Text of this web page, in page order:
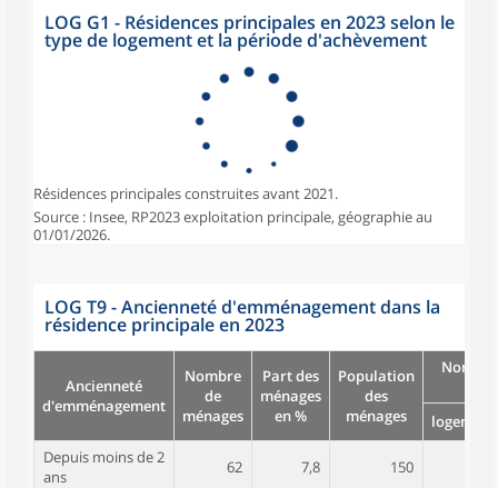
LOG G1 - Résidences principales en 2023 selon le
type de logement et la période d'achèvement
Résidences principales construites avant 2021.
Source : Insee, RP2023 exploitation principale, géographie au
01/01/2026.
LOG T9 - Ancienneté d'emménagement dans la
résidence principale en 2023
Ancienneté
d'emménagement
Nombre
de
ménages
Part des
ménages
en %
Population
des
ménages
logement
Depuis moins de 2
ans
62 7,8 150